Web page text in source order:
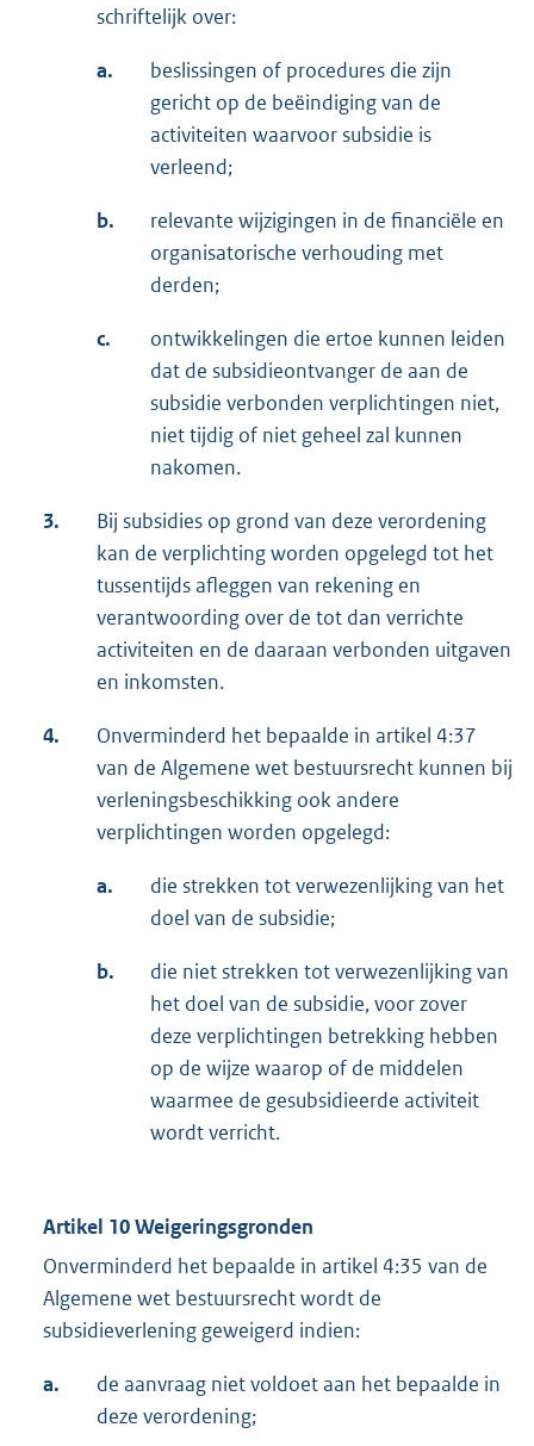
schriftelijk over:
a.
beslissingen of procedures die zijn
gericht op de beëindiging van de
activiteiten waarvoor subsidie is
verleend;
b.
relevante wijzigingen in de financiële en
organisatorische verhouding met
derden;
c.
ontwikkelingen die ertoe kunnen leiden
dat de subsidieontvanger de aan de
subsidie verbonden verplichtingen niet,
niet tijdig of niet geheel zal kunnen
nakomen.
3.
Bij subsidies op grond van deze verordening
kan de verplichting worden opgelegd tot het
tussentijds afleggen van rekening en
verantwoording over de tot dan verrichte
activiteiten en de daaraan verbonden uitgaven
en inkomsten.
4.
Onverminderd het bepaalde in artikel 4:37
van de Algemene wet bestuursrecht kunnen bij
verleningsbeschikking ook andere
verplichtingen worden opgelegd:
a.
die strekken tot verwezenlijking van het
doel van de subsidie;
b.
die niet strekken tot verwezenlijking van
het doel van de subsidie, voor zover
deze verplichtingen betrekking hebben
op de wijze waarop of de middelen
waarmee de gesubsidieerde activiteit
wordt verricht.
Artikel 10 Weigeringsgronden
Onverminderd het bepaalde in artikel 4:35 van de
Algemene wet bestuursrecht wordt de
subsidieverlening geweigerd indien:
a.
de aanvraag niet voldoet aan het bepaalde in
deze verordening;